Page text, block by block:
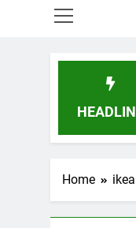
pour un
Home ikea